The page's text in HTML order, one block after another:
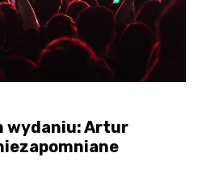
wydaniu: Artur